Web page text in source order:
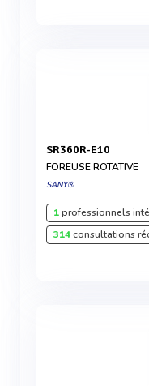
SR360R-E10
FOREUSE ROTATIVE
SANY®
1professionnels
314consultations